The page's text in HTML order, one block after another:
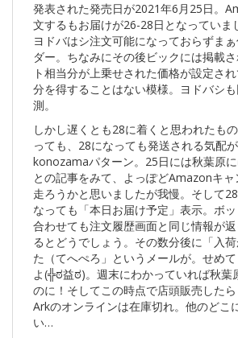
発表された発売日が2021年6月25日。
文するもお届けが26-28日となっていま
ヨドバはシ注文可能になっておらずま
ダー。ちなみにその後ビックには掲載
ト相当分が上乗せされた価格が設定さ
分を得することはない模様。ヨドバシ
測。
しかし遅くとも28に着くと思われたも
っても、28になっても発送される気配
konozamaパターン。25日には秋葉原
との記事をみて、よっぽどAmazonキ
走ろうかと思いましたが我慢。そして
なっても「本日お届け予定」表示。ボ
合わせても注文履歴画面と同じ情報が
るとどうでしょう。その数分後に「入
た（てへぺろ」というメールが。せめ
よ(╬ಠ益ಠ)。週末にわかっていれば秋葉
のに！そしてこの時点で店頭販売した
Arkのオンラインは在庫切れ。他のどこ
い…